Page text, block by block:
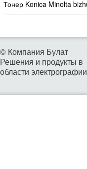
Тонер Konica Minolta
© Компания Булат
Решения и продукты в
области электрографии